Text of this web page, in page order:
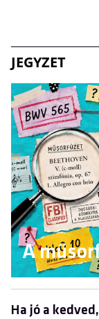
JEGYZET
A
Ha jó a